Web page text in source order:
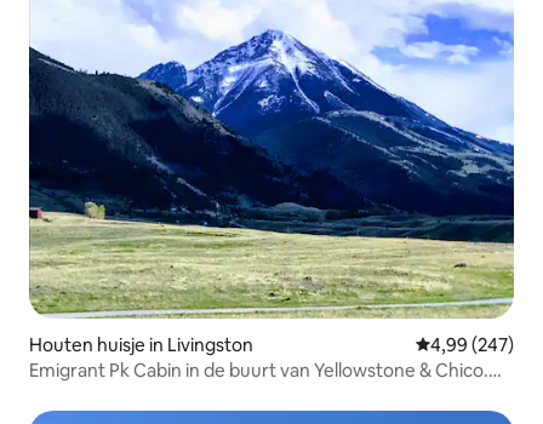
Houten huisje in Livingston Gemiddelde
4,99 (247)
Emigrant Pk Cabin in de buurt van Yellowstone & Chico.